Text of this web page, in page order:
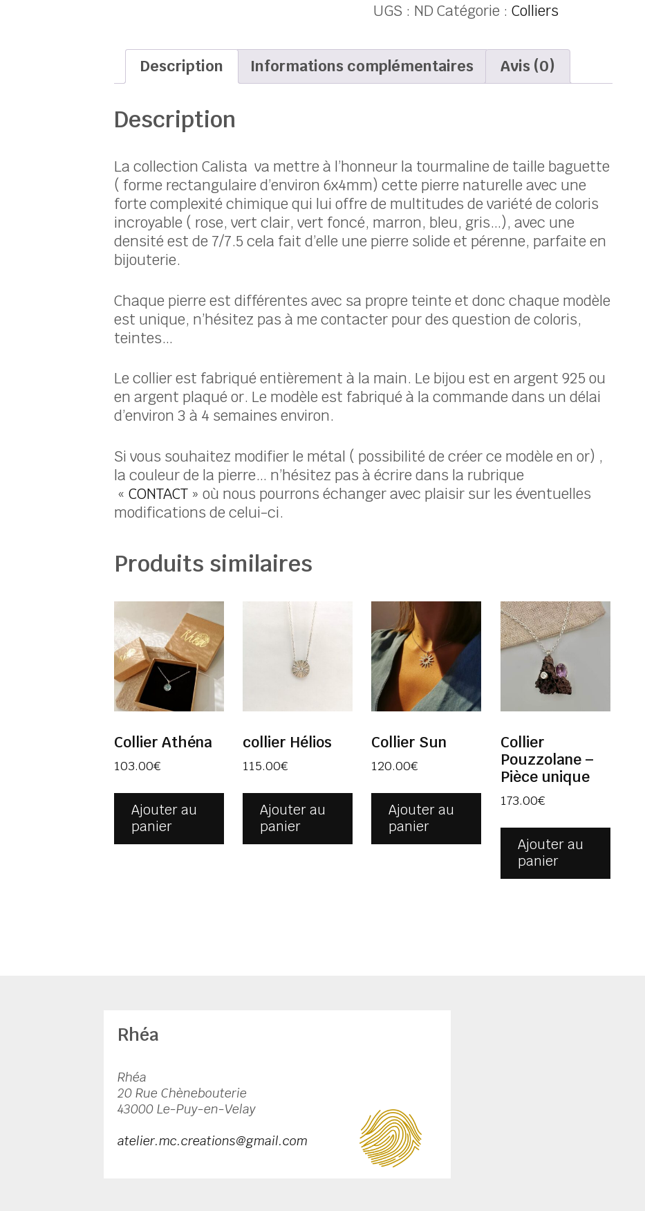
UGS : ND Catégorie : Colliers
Description Informations complémentaires Avis (0)
Description
La collection Calista va mettre à l’honneur la tourmaline de taille baguette
( forme rectangulaire d’environ 6x4mm) cette pierre naturelle avec une
forte complexité chimique qui lui offre de multitudes de variété de coloris
incroyable ( rose, vert clair, vert foncé, marron, bleu, gris…), avec une
densité est de 7/7.5 cela fait d’elle une pierre solide et pérenne, parfaite en
bijouterie.
Chaque pierre est différentes avec sa propre teinte et donc chaque modèle
est unique, n’hésitez pas à me contacter pour des question de coloris,
teintes…
Le collier est fabriqué entièrement à la main. Le bijou est en argent 925 ou
en argent plaqué or. Le modèle est fabriqué à la commande dans un délai
d’environ 3 à 4 semaines environ.
Si vous souhaitez modifier le métal ( possibilité de créer ce modèle en or) ,
la couleur de la pierre… n’hésitez pas à écrire dans la rubrique
« CONTACT» où nous pourrons échanger avec plaisir sur les éventuelles
modifications de celui-ci.
Produits similaires
Collier Athéna
103.00€
Ajouter au
panier
collier Hélios
115.00€
Ajouter au
panier
Collier Sun
120.00€
Ajouter au
panier
Collier
Pouzzolane –
Pièce unique
173.00€
Ajouter au
panier
Rhéa
Rhéa
20 Rue Chènebouterie
43000 Le-Puy-en-Velay
atelier.mc.creations@gmail.com